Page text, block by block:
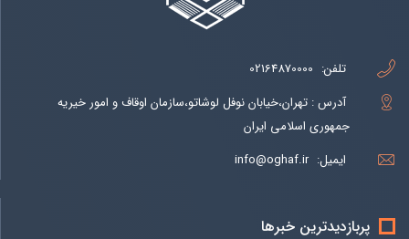
تلفن: 02164870000
آدرس : تهران،خیابان نوفل لوشاتو،سازمان اوقاف و امور خیریه
جمهوری اسلامی ایران
ایمیل: info@oghaf.ir
پربازدیدترین خبرها